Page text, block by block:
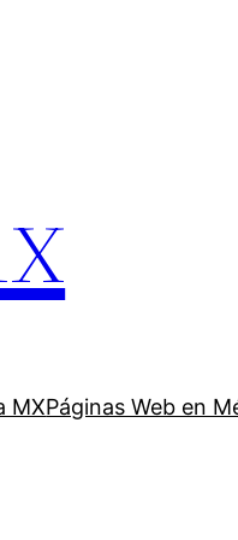
MXPáginas Web en